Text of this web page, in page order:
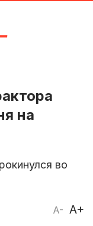
на
во
A- A+